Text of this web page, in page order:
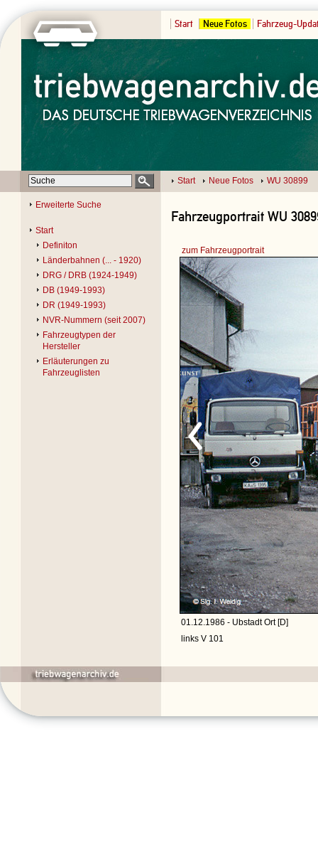
Start Neue Fotos Fahrzeug-
Start Neue Fotos WU 30899
Erweiterte Suche
Start
Definiton
Länderbahnen (... - 1920)
DRG / DRB (1924-1949)
DB (1949-1993)
DR (1949-1993)
NVR-Nummern (seit 2007)
Fahrzeugtypen der
Hersteller
Erläuterungen zu
Fahrzeuglisten
Fahrzeugportrait WU
zum Fahrzeugportrait
01.12.1986 - Ubstadt Ort [D]
links V 101